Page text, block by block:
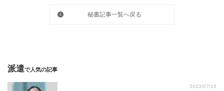
秘書記事一覧へ戻る
派遣で人気の記事
2023/07/19